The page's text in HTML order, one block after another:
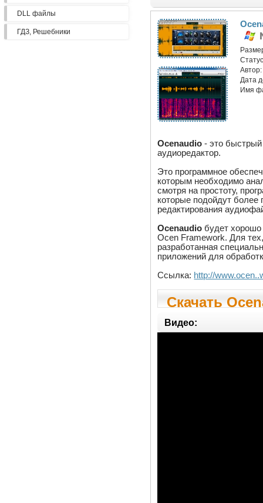
DLL файлы
ГДЗ, Решебники
Дата
Имя
Ocenaudio - это
аудиоредактор.
Это программное
которым необходимо
смотря на простоту,
которые подойдут более
редактирования
Ocenaudio будет хорошо
Ocen Framework. Для
разработанная
приложений для
Ссылка: http://
Скачать
Видео: